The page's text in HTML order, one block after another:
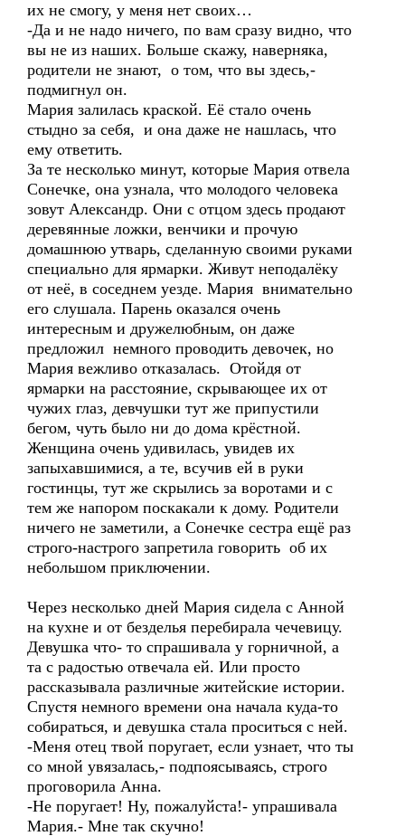
их не смогу, у меня нет своих…
-Да и не надо ничего, по вам сразу видно, что
вы не из наших. Больше скажу, наверняка,
родители не знают, о том, что вы здесь,-
подмигнул он.
Мария залилась краской. Её стало очень
стыдно за себя, и она даже не нашлась, что
ему ответить.
За те несколько минут, которые Мария отвела
Сонечке, она узнала, что молодого человека
зовут Александр. Они с отцом здесь продают
деревянные ложки, венчики и прочую
домашнюю утварь, сделанную своими руками
специально для ярмарки. Живут неподалёку
от неё, в соседнем уезде. Мария внимательно
его слушала. Парень оказался очень
интересным и дружелюбным, он даже
предложил немного проводить девочек, но
Мария вежливо отказалась. Отойдя от
ярмарки на расстояние, скрывающее их от
чужих глаз, девчушки тут же припустили
бегом, чуть было ни до дома крёстной.
Женщина очень удивилась, увидев их
запыхавшимися, а те, всучив ей в руки
гостинцы, тут же скрылись за воротами и с
тем же напором поскакали к дому. Родители
ничего не заметили, а Сонечке сестра ещё раз
строго-настрого запретила говорить об их
небольшом приключении.
Через несколько дней Мария сидела с Анной
на кухне и от безделья перебирала чечевицу.
Девушка что- то спрашивала у горничной, а
та с радостью отвечала ей. Или просто
рассказывала различные житейские истории.
Спустя немного времени она начала куда-то
собираться, и девушка стала проситься с ней.
-Меня отец твой поругает, если узнает, что ты
со мной увязалась,- подпоясываясь, строго
проговорила Анна.
-Не поругает! Ну, пожалуйста!- упрашивала
Мария.- Мне так скучно!